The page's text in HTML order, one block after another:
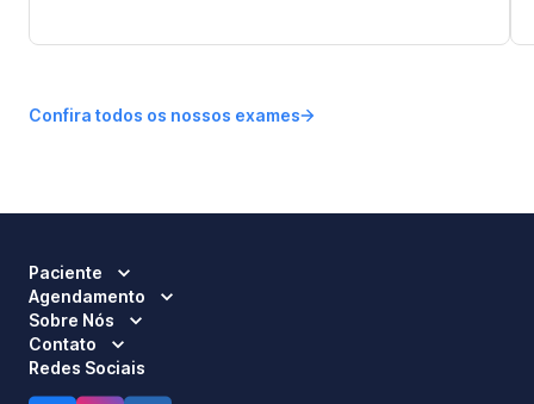
Confira todos os nossos exames
Paciente
Agendamento
Sobre Nós
Contato
Redes Sociais